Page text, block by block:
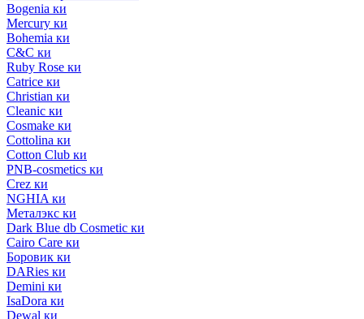
Bogenia ки
Mercury ки
Bohemia ки
C&C ки
Ruby Rose ки
Catrice ки
Christian ки
Cleanic ки
Cosmake ки
Cottolina ки
Cotton Club ки
PNB-cosmetics ки
Crez ки
NGHIA ки
Металэкс ки
Dark Blue db Cosmetic ки
Cairo Care ки
Боровик ки
DARies ки
Demini ки
IsaDora ки
Dewal ки